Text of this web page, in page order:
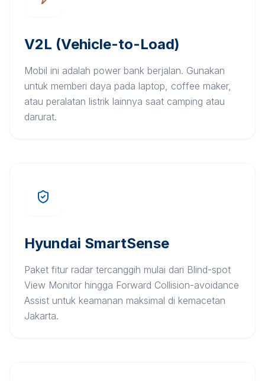
V2L (Vehicle-to-Load)
Mobil ini adalah power bank berjalan. Gunakan
untuk memberi daya pada laptop, coffee maker,
atau peralatan listrik lainnya saat camping atau
darurat.
Hyundai SmartSense
Paket fitur radar tercanggih mulai dari Blind-spot
View Monitor hingga Forward Collision-avoidance
Assist untuk keamanan maksimal di kemacetan
Jakarta.